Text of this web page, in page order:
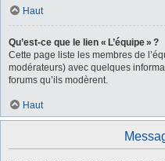
Haut
Qu’est-ce que le lien « L’équipe » ?
Cette page liste les membres de
modérateurs) avec quelques
forums qu’ils modèrent.
Haut